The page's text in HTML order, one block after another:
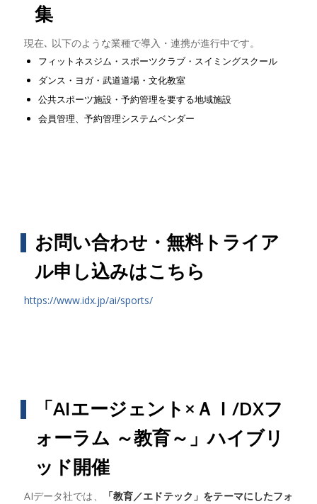
集
現在､ 以下のような業種で導入・連携が進行中です。
フィットネスジム・スポーツクラブ・スイミングスクール
ダンス・ヨガ・武道道場・文化教室
公共スポーツ施設・予約管理を要する地域施設
会員管理、予約管理システムベンダー
お問い合わせ・無料トライア
ル申し込みはこちら
https://www.idx.jp/ai/sports/
「AIエージェント×ＡＩ/DXフ
ォーラム ～教育～」ハイブリ
ッド開催
AIデータ社では、
「教育／エドテック」をテーマにしたフォ